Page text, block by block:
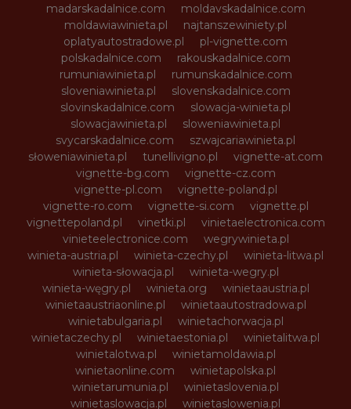
madarskadalnice.com
moldavskadalnice.com
moldawiawinieta.pl
najtanszewiniety.pl
oplatyautostradowe.pl
pl-vignette.com
polskadalnice.com
rakouskadalnice.com
rumuniawinieta.pl
rumunskadalnice.com
sloveniawinieta.pl
slovenskadalnice.com
slovinskadalnice.com
slowacja-winieta.pl
slowacjawinieta.pl
sloweniawinieta.pl
svycarskadalnice.com
szwajcariawinieta.pl
słoweniawinieta.pl
tunellivigno.pl
vignette-at.com
vignette-bg.com
vignette-cz.com
vignette-pl.com
vignette-poland.pl
vignette-ro.com
vignette-si.com
vignette.pl
vignettepoland.pl
vinetki.pl
vinietaelectronica.com
vinieteelectronice.com
wegrywinieta.pl
winieta-austria.pl
winieta-czechy.pl
winieta-litwa.pl
winieta-słowacja.pl
winieta-wegry.pl
winieta-węgry.pl
winieta.org
winietaaustria.pl
winietaaustriaonline.pl
winietaautostradowa.pl
winietabulgaria.pl
winietachorwacja.pl
winietaczechy.pl
winietaestonia.pl
winietalitwa.pl
winietalotwa.pl
winietamoldawia.pl
winietaonline.com
winietapolska.pl
winietarumunia.pl
winietaslovenia.pl
winietaslowacja.pl
winietaslowenia.pl